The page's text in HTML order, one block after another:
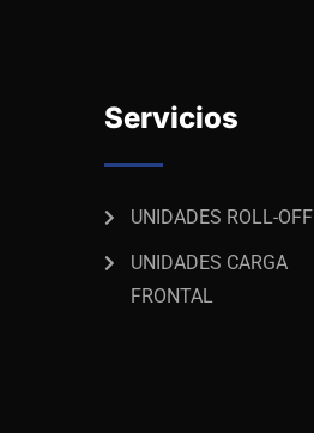
Servicios
UNIDADES ROLL-OFF
UNIDADES CARGA
FRONTAL